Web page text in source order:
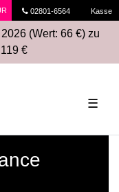
02801-6564 Kasse
(Wert: 66 €) zu
€
☰